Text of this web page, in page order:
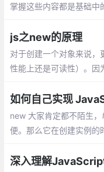
掌握这些内容都是基础中
s的指向
js之new的原理
对于创建一个对象来说，
性能上还是可读性）。
如何自己实现
new 大家肯定都不陌生
便。那么它在创建实例的
深入理解